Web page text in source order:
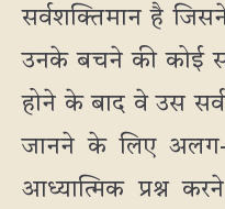
सर्वशक्तिमान है
उनके बचने की कोई
होने के बाद वे उस
जानने के लिए अलग-
आध्यात्मिक प्रश्न